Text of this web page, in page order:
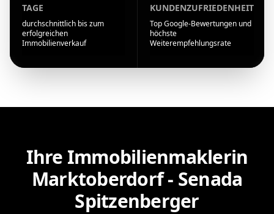
TAGE
durchschnittlich bis zum
erfolgreichen
Immobilienverkauf
KUNDENZUFRIEDENHEIT
Top Google-Bewertungen und
höchste
Weiterempfehlungsrate
Ihre Immobilienmaklerin
Marktoberdorf - Senada
Spitzenberger